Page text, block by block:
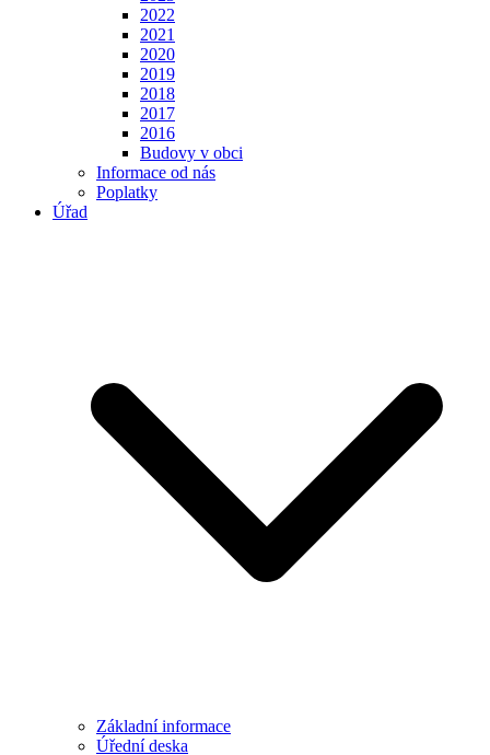
2022
2021
2020
2019
2018
2017
2016
Budovy v obci
Informace od nás
Poplatky
Úřad
Základní informace
Úřední deska